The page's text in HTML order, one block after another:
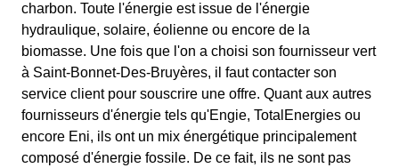
charbon. Toute l'énergie est issue de l'énergie
hydraulique, solaire, éolienne ou encore de la
biomasse. Une fois que l'on a choisi son fournisseur vert
à Saint-Bonnet-Des-Bruyères, il faut contacter son
service client pour souscrire une offre. Quant aux autres
fournisseurs d'énergie tels qu'Engie, TotalEnergies ou
encore Eni, ils ont un mix énergétique principalement
composé d'énergie fossile. De ce fait, ils ne sont pas